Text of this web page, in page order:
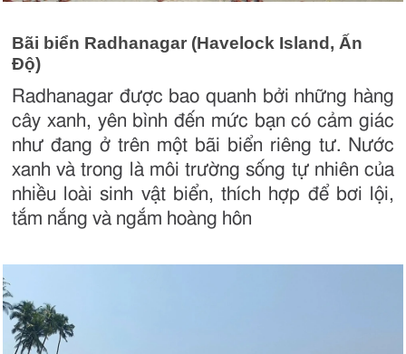
Bãi biển Radhanagar (Havelock Island, Ấn
Độ)
Radhanagar được bao quanh bởi những hàng
cây xanh, yên bình đến mức bạn có cảm giác
như đang ở trên một bãi biển riêng tư. Nước
xanh và trong là môi trường sống tự nhiên của
nhiều loài sinh vật biển, thích hợp để bơi lội,
tắm nắng và ngắm hoàng hôn